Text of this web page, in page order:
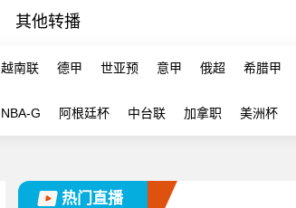
其他转播
越南联 德甲 世亚预 意甲 俄超 希腊甲
NBA-G 阿根廷杯 中台联 加拿职 美洲杯
热门直播